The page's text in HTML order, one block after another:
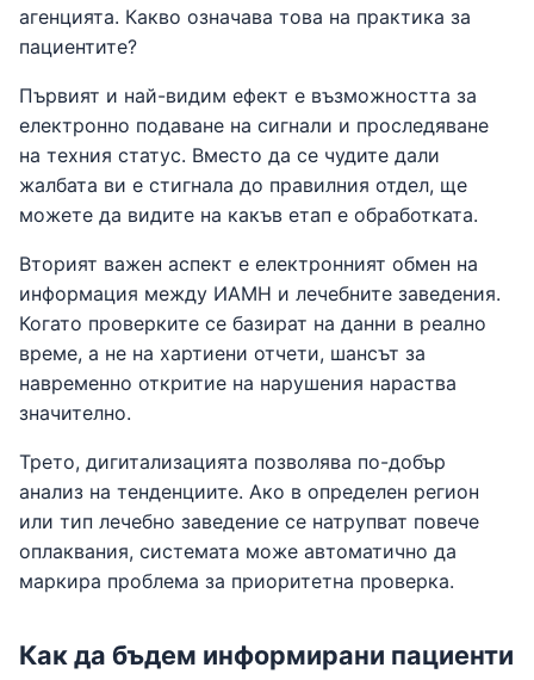
агенцията. Какво означава това на практика за
пациентите?
Първият и най-видим ефект е възможността за
електронно подаване на сигнали и проследяване
на техния статус. Вместо да се чудите дали
жалбата ви е стигнала до правилния отдел, ще
можете да видите на какъв етап е обработката.
Вторият важен аспект е електронният обмен на
информация между ИАМН и лечебните заведения.
Когато проверките се базират на данни в реално
време, а не на хартиени отчети, шансът за
навременно откритие на нарушения нараства
значително.
Трето, дигитализацията позволява по-добър
анализ на тенденциите. Ако в определен регион
или тип лечебно заведение се натрупват повече
оплаквания, системата може автоматично да
маркира проблема за приоритетна проверка.
Как да бъдем информирани пациенти